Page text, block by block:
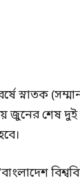
স্নাতক
জুনের শেষ